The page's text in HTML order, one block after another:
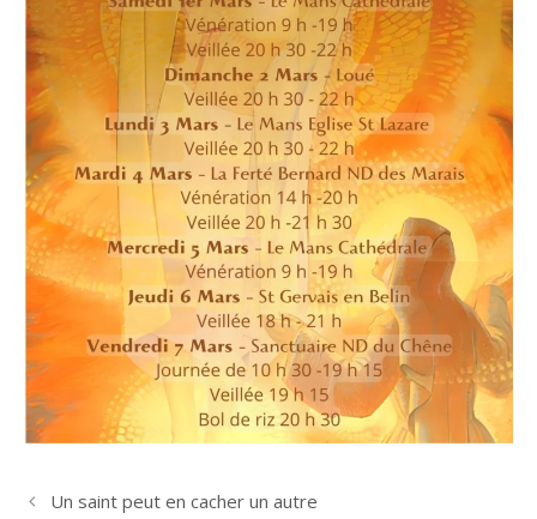
Un saint peut en cacher un autre